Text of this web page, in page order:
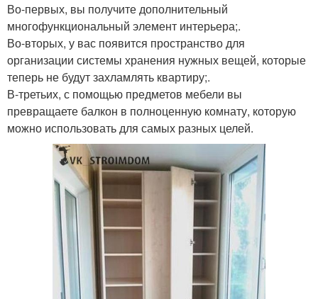
Во-первых, вы получите дополнительный
многофункциональный элемент интерьера;.
Во-вторых, у вас появится пространство для
организации системы хранения нужных вещей, которые
теперь не будут захламлять квартиру;.
В-третьих, с помощью предметов мебели вы
превращаете балкон в полноценную комнату, которую
можно использовать для самых разных целей.